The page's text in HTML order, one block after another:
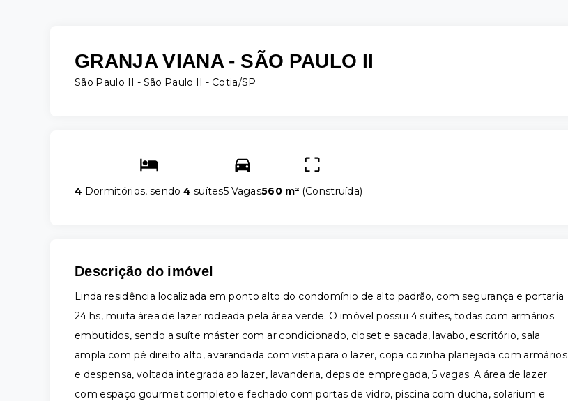
GRANJA VIANA - SÃO PAULO II
São Paulo II - São Paulo II - Cotia/SP
4 Dormitórios, sendo4 suítes5 Vagas560 m² (Construída)
Descrição do imóvel
Linda residência localizada em ponto alto do condomínio de alto padrão, com segurança e portaria
24 hs, muita área de lazer rodeada pela área verde. O imóvel possui 4 suítes, todas com armários
embutidos, sendo a suíte máster com ar condicionado, closet e sacada, lavabo, escritório, sala
ampla com pé direito alto, avarandada com vista para o lazer, copa cozinha planejada com armários
e despensa, voltada integrada ao lazer, lavanderia, deps de empregada, 5 vagas. A área de lazer
com espaço gourmet completo e fechado com portas de vidro, piscina com ducha, solarium e